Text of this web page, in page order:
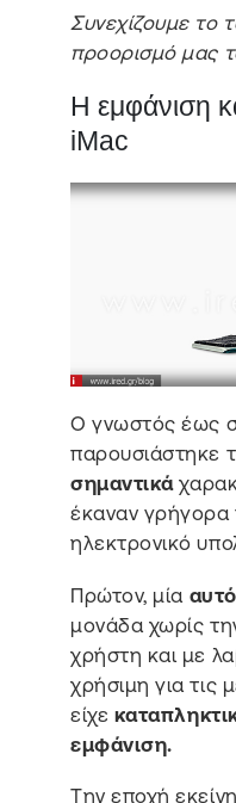
Συνεχίζουμε το
προορισμό μας
Η εμφάνιση
iMac
O γνωστός έως
παρουσιάστηκε
σημαντικά
έκαναν γρήγορα
ηλεκτρονικό
Πρώτον, μία
μονάδα χωρίς
χρήστη και με
χρήσιμη για τις
είχε
εμφάνιση.
Την εποχή